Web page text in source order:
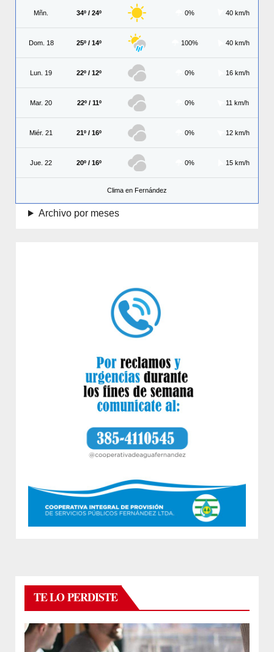
Mñn. 34º / 24º 0% 40 km/h
Dom. 18 25º / 14º 100% 40 km/h
Lun. 19 22º / 12º 0% 16 km/h
Mar. 20 22º / 11º 0% 11 km/h
Miér. 21 21º / 16º 0% 12 km/h
Jue. 22 20º / 16º 0% 15 km/h
Clima en Fernández
Archivo por meses
TE LO PERDISTE